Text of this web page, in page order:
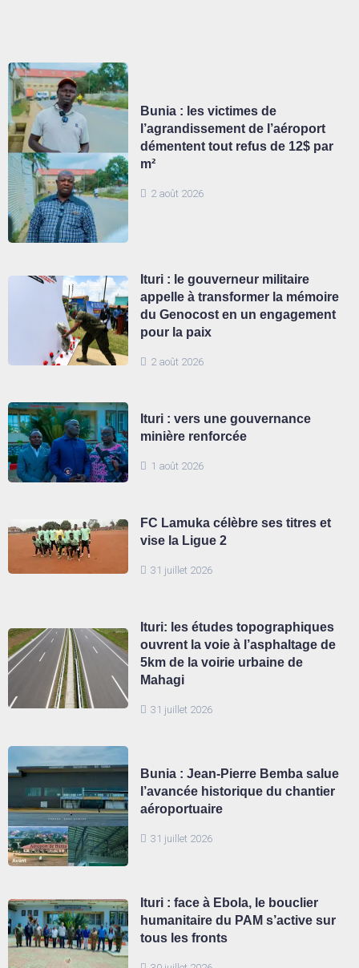
2 août 2026
Bunia : les victimes de
l’agrandissement de l’aéroport
démentent tout refus de 12$ par
m²
2 août 2026
Ituri : le gouverneur militaire
appelle à transformer la mémoire
du Genocost en un engagement
pour la paix
1 août 2026
Ituri : vers une gouvernance
minière renforcée
31 juillet 2026
FC Lamuka célèbre ses titres et
vise la Ligue 2
31 juillet 2026
Ituri: les études topographiques
ouvrent la voie à l’asphaltage de
5km de la voirie urbaine de
Mahagi
31 juillet 2026
Bunia : Jean-Pierre Bemba salue
l’avancée historique du chantier
aéroportuaire
Ituri : face à Ebola, le bouclier
humanitaire du PAM s’active sur
tous les fronts